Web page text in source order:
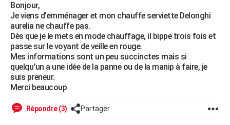
Essais
Réserver un essai
Citadines
Berlines
SUV
Forum auto
+HIGH-TECH
Mobiles
Meilleur smartphone
Internet
Ordinateurs
Jeux vidéo
Guide high-tech
+BRICOLAGE
Forum
Aménagement intérieur
Extérieur
Cuisine
Salle de bains
Jardinage
Rangement
WEEK-END
Guides de France
Escapades
Patrimoine
Expositions
Musées
Week-end nature
LIFESTYLE
Alimentation
Guide de la santé
Maladies
Médicaments
Sommeil
Bonjour,
Je viens d'emménager et mon chauffe serviette Delonghi
aurelia ne chauffe pas.
Dès que je le mets en mode chauffage, il bippe trois fois et
passe sur le voyant de veille en rouge.
Mes informations sont un peu succinctes mais si
quelqu'un a une idée de la panne ou de la manip à faire, je
suis preneur.
Merci beaucoup
Répondre (3) Partager